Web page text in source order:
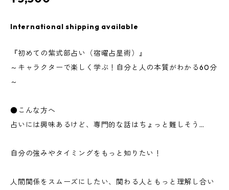
International shipping available
『初めての紫式部占い（宿曜占星術）』
～キャラクターで楽しく学ぶ！自分と人の本質がわかる60分
～
●こんな方へ
占いには興味あるけど、専門的な話はちょっと難しそう…
自分の強みやタイミングをもっと知りたい！
人間関係をスムーズにしたい、関わる人ともっと理解し合い